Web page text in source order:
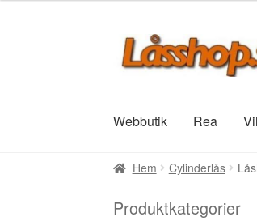
Hoppa
till
Hoppa
till
Webbutik Rea
Hem Cylinderlås
Produktkategorier